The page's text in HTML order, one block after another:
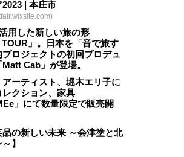
| 本庄市
用した新しい旅の形
TOUR」。日本を「音で旅す
プロジェクトの初回プロデュ
Cab」が登場。
ーティスト、堀木エリ子に
レクション、家具
」にて数量限定で販売開
品の新しい未来 ～会津塗と北
】